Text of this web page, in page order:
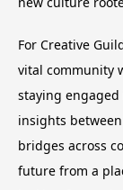
For Creative
vital community
staying
insights
bridges across
future from a